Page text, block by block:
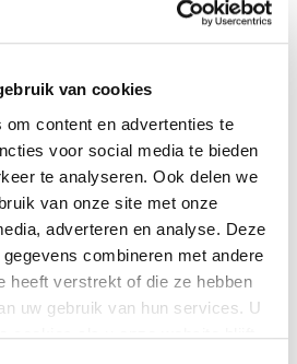
van cookies
om content en advertenties te
voor social media te bieden
te analyseren. Ook delen we
van onze site met onze
adverteren en analyse. Deze
combineren met andere
heeft verstrekt of die ze hebben
uw gebruik van hun services. U
cookies als u onze website blijft